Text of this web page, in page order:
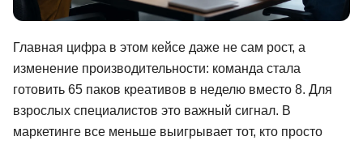
Главная цифра в этом кейсе даже не сам рост, а
изменение производительности: команда стала
готовить 65 паков креативов в неделю вместо 8. Для
взрослых специалистов это важный сигнал. В
маркетинге все меньше выигрывает тот, кто просто
Рейтинг онлайн-школ